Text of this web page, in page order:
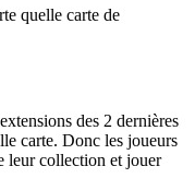
quelle carte de
des 2 dernières
carte. Donc les joueurs
leur collection et jouer